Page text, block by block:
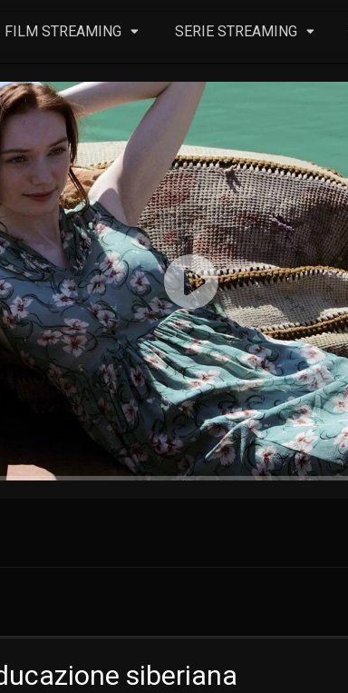
FILM STREAMING SERIE STREAMING
siberiana